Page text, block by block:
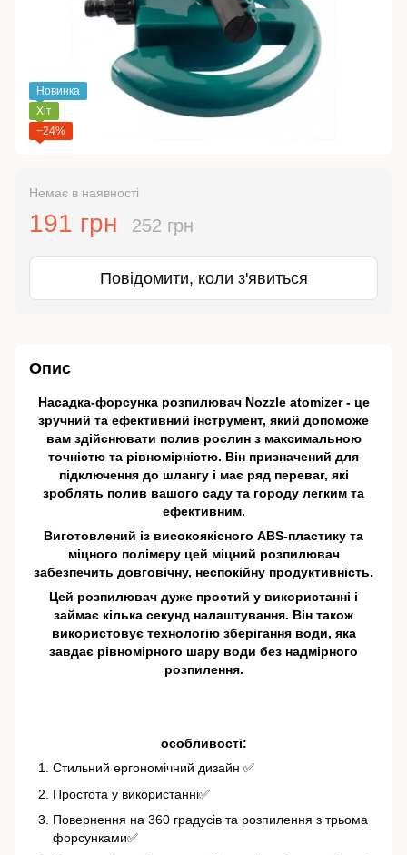
Новинка
Хіт
−24%
Немає в наявності
191 грн 252 грн
Повідомити, коли з'явиться
Опис
Насадка-форсунка розпилювач Nozzle atomizer - це
зручний та ефективний інструмент, який допоможе
вам здійснювати полив рослин з максимальною
точністю та рівномірністю. Він призначений для
підключення до шлангу і має ряд переваг, які
зроблять полив вашого саду та городу легким та
ефективним.
Виготовлений із високоякісного ABS-пластику та
міцного полімеру цей міцний розпилювач
забезпечить довговічну, неспокійну продуктивність.
Цей розпилювач дуже простий у використанні і
займає кілька секунд налаштування. Він також
використовує технологію зберігання води, яка
завдає рівномірного шару води без надмірного
розпилення.
особливості:
Стильний ергономічний дизайн ✅
Простота у використанні✅
Повернення на 360 градусів та розпилення з трьома
форсунками✅